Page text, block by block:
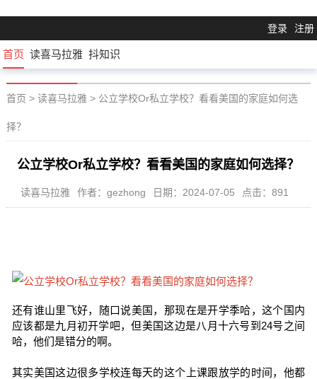
登录 注册
首页 读喜马拉雅 抖知识
首页 > 读喜马拉雅> 公立学校Or私立学校？看看美国的家庭如何选
择？
公立学校Or私立学校？看看美国的家庭如何选择？
读喜马拉雅 作者：gezhong 日期：2024-07-05 点击：891
还有谁山里飞好，随口说美国，那现在是开学季哈，这个国内
应该都是九月初开学吧，但美国这边是八月十六号到24号之间
哈，他们是错分的啊。
其实美国这边很多学校连每天的这个上课跟放学的时间，他都